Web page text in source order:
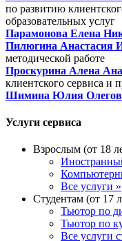
по развитию
образовательных услуг
Парамонова Елена
Пилюгина Анастасия
методической работе
Проскурина Алена
клиентского сервиса и
Шимина Юлия
Услуги сервиса
Взрослым (от 18
Все услуги »
Студентам (от 17
Тьютор по
Тьютор по
Все услуги